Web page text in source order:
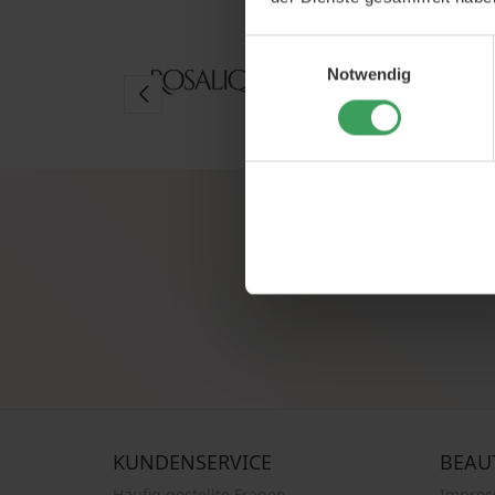
Notwendig
KUNDENSERVICE